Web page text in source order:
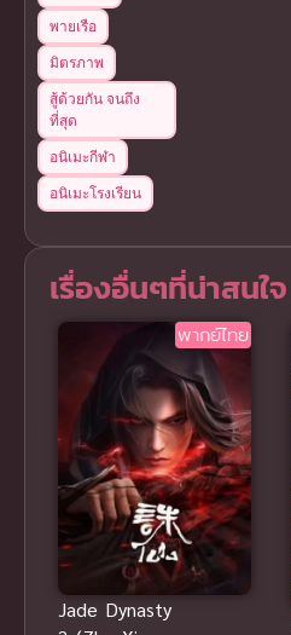
พายเรือ
มิตรภาพ
สู้ด้วยกัน จนถึง
ที่สุด
อนิเมะกีฬา
อนิเมะโรงเรียน
เรื่องอื่นๆที่น่าสนใจ
พากย์ไทย
Jade Dynasty